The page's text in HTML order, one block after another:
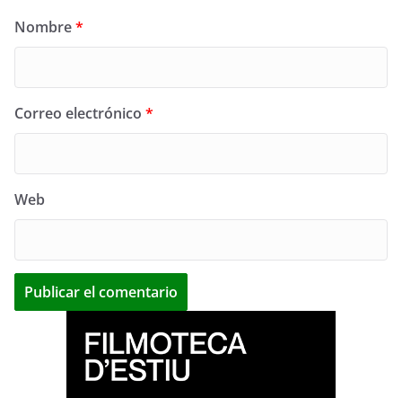
Nombre*
Correo electrónico *
Web